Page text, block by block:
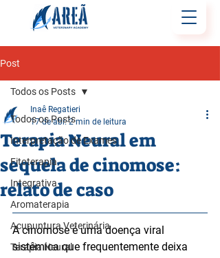
Post
Todos os Posts
Interpretação de Exames
Fitoterapia
Integrativa
Aromaterapia
Acupuntura Veterinária
Terapia Neural
Todos os Posts
Terapia Neural em
sequela de cinomose:
relato de caso
Inaê Regatieri
17 de abr. 2 min de leitura
A cinomose é uma doença viral
sistêmica que frequentemente deixa